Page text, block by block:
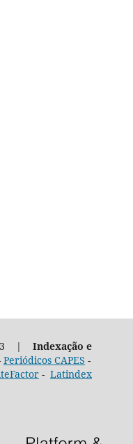
| Indexação e
Periódicos CAPES -
- Latindex